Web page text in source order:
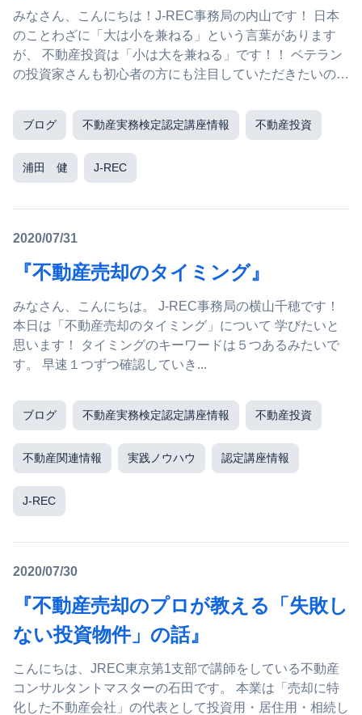
みなさん、こんにちは！J-REC事務局の内山です！ 日本
のことわざに「大は小を兼ねる」という言葉があります
が、 不動産投資は「小は大を兼ねる」です！！ ベテラン
の投資家さんも初心者の方にも注目していただきたいのが
ブログ 不動産実務検定認定講座情報 不動産投資
浦田 健 J-REC
2020/07/31
『不動産売却のタイミング』
みなさん、こんにちは。 J-REC事務局の横山千穂です！
本日は「不動産売却のタイミング」について 学びたいと
思います！ タイミングのキーワードは５つあるみたいで
す。 早速１つずつ確認していき...
ブログ 不動産実務検定認定講座情報 不動産投資
不動産関連情報 実践ノウハウ 認定講座情報
J-REC
2020/07/30
『不動産売却のプロが教える「失敗し
ない投資物件」の話』
こんにちは、JREC東京第1支部で講師をしている不動産
コンサルタントマスターの石田です。 本業は「売却に特
化した不動産会社」の代表として投資用・居住用・相続し